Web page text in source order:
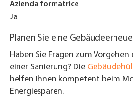
Azienda formatrice
Ja
Planen Sie eine
Haben Sie Fragen zum
einer Sanierung? Die
helfen Ihnen kompetent beim
Energiesparen.